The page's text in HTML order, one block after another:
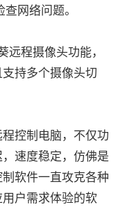
网络问题。
程摄像头功能，
持多个摄像头切
控制电脑，不仅功
速度稳定，仿佛是
软件一直攻克各种
户需求体验的软